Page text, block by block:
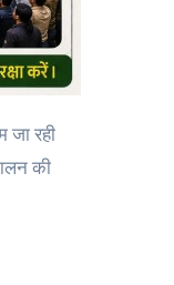
जा रही
की